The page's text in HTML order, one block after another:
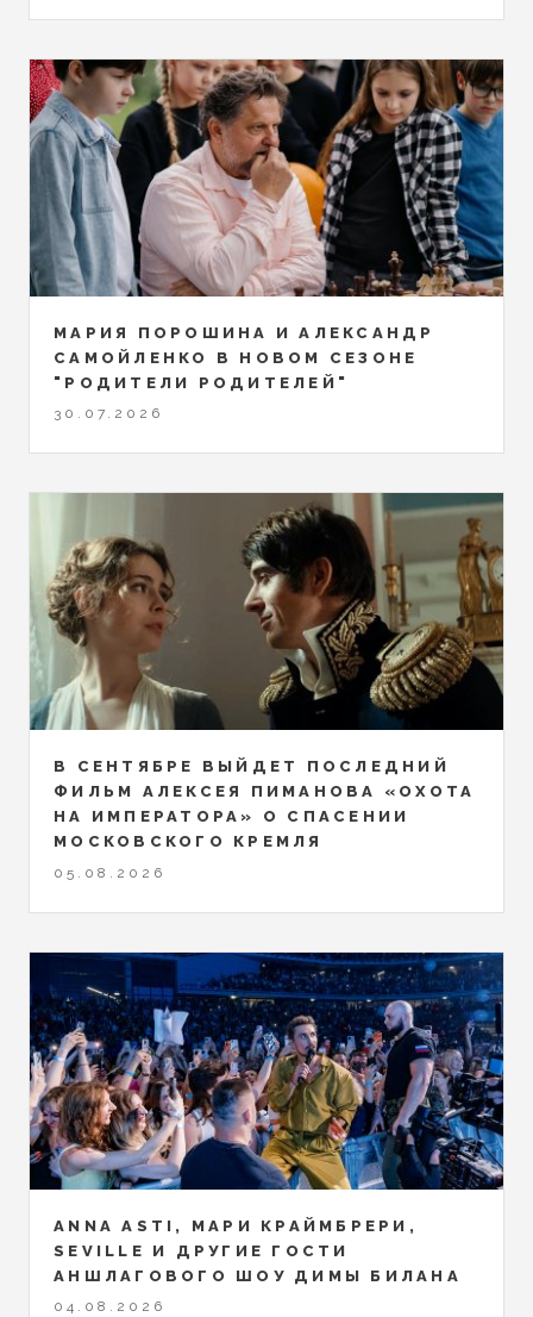
МАРИЯ ПОРОШИНА И АЛЕКСАНДР
САМОЙЛЕНКО В НОВОМ СЕЗОНЕ
"РОДИТЕЛИ РОДИТЕЛЕЙ"
30.07.2026
В СЕНТЯБРЕ ВЫЙДЕТ ПОСЛЕДНИЙ
ФИЛЬМ АЛЕКСЕЯ ПИМАНОВА «ОХОТА
НА ИМПЕРАТОРА» О СПАСЕНИИ
МОСКОВСКОГО КРЕМЛЯ
05.08.2026
ANNA ASTI, МАРИ КРАЙМБРЕРИ,
SEVILLE И ДРУГИЕ ГОСТИ
АНШЛАГОВОГО ШОУ ДИМЫ БИЛАНА
04.08.2026